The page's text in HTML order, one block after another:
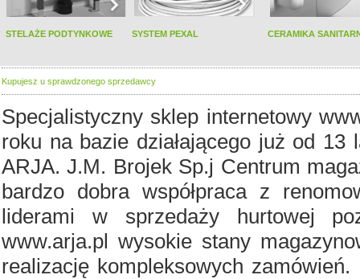
STELAŻE PODTYNKOWE SYSTEM PEXAL CERAMIKA
Kupujesz u sprawdzonego sprzedawcy
Specjalistyczny sklep internetowy
roku na bazie działającego już od 13
ARJA. J.M. Brojek Sp.j Centrum
bardzo dobra współpraca z
liderami w sprzedaży hurtowej
www.arja.pl wysokie stany
realizację kompleksowych zamówień.